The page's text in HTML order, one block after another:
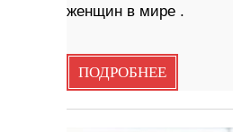
женщин в мире .
ПОДРОБНЕЕ